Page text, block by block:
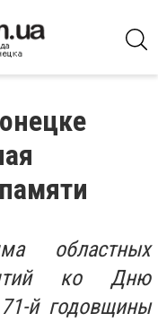
областных
ко Дню
й годовщины